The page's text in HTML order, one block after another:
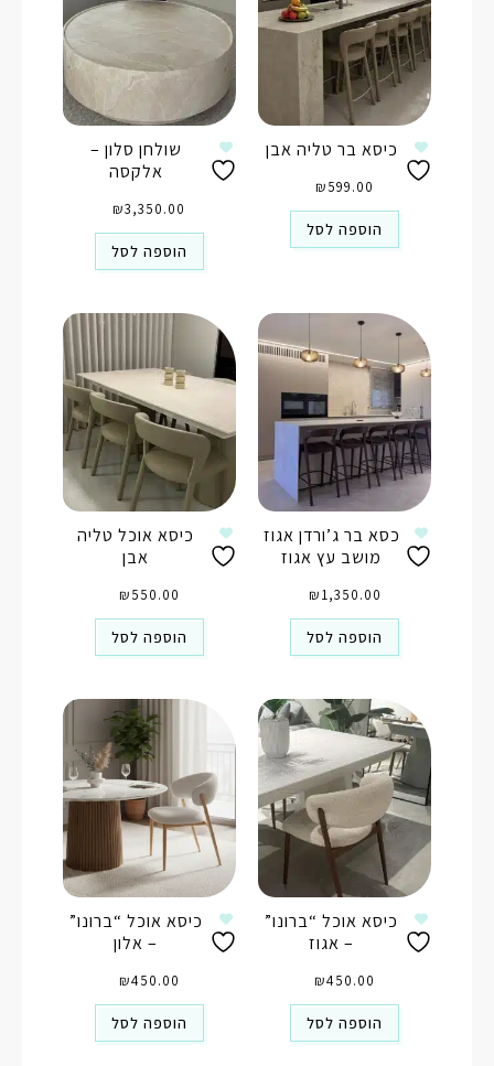
שולחן סלון –
אלקסה
₪3,350.00
הוספה לסל
כיסא בר טליה אבן
₪599.00
הוספה לסל
כיסא אוכל טליה
אבן
₪550.00
הוספה לסל
כסא בר ג’ורדן אגוז
מושב עץ אגוז
₪1,350.00
הוספה לסל
כיסא אוכל “ברונו”
– אלון
₪450.00
הוספה לסל
כיסא אוכל “ברונו”
– אגוז
₪450.00
הוספה לסל